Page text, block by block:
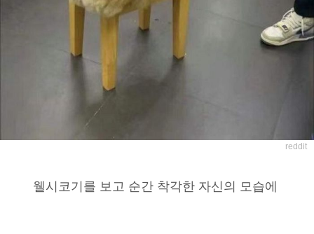
reddit
웰시코기를 보고 순간 착각한 자신의 모습에